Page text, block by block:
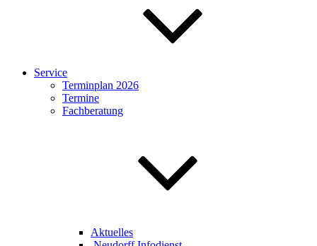
Service
Terminplan 2026
Termine
Fachberatung
Aktuelles